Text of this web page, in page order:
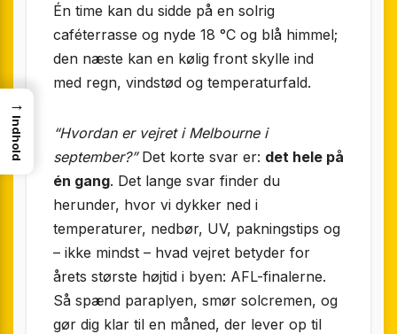
Én time kan du sidde på en solrig
caféterrasse og nyde 18 °C og blå himmel;
den næste kan en kølig front skylle ind
med regn, vindstød og temperaturfald.
“Hvordan er vejret i Melbourne i
september?”Det korte svar er: det hele på
én gang. Det lange svar finder du
herunder, hvor vi dykker ned i
temperaturer, nedbør, UV, pakningstips og
– ikke mindst – hvad vejret betyder for
årets største højtid i byen: AFL-finalerne.
Så spænd paraplyen, smør solcremen, og
gør dig klar til en måned, der lever op til
→
Indhold